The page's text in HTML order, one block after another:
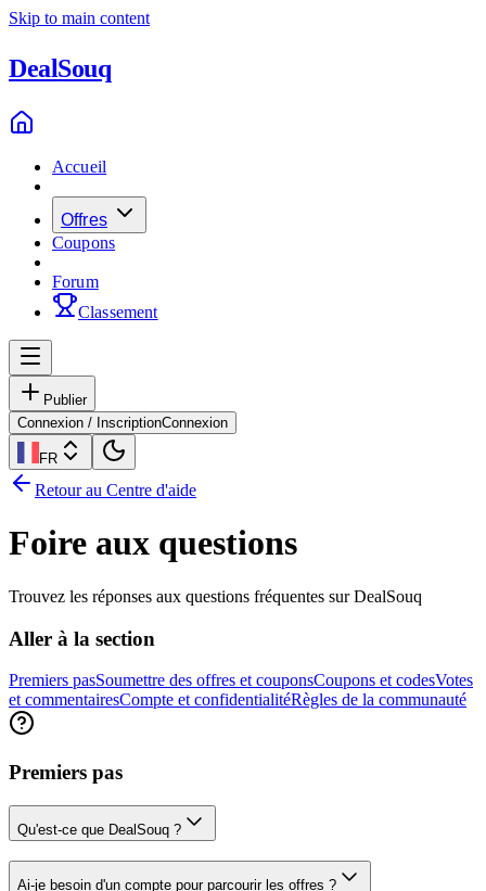
Skip to main content
DealSouq
Accueil
Offres
Coupons
Forum
Classement
Publier
Connexion / InscriptionConnexion
FR
Retour au Centre d'aide
Foire aux questions
Trouvez les réponses aux questions fréquentes sur DealSouq
Aller à la section
Premiers pasSoumettre des offres et couponsCoupons et codesVotes
et commentairesCompte et confidentialitéRègles de la communauté
Premiers pas
Qu'est-ce que DealSouq ?
Ai-je besoin d'un compte pour parcourir les offres ?